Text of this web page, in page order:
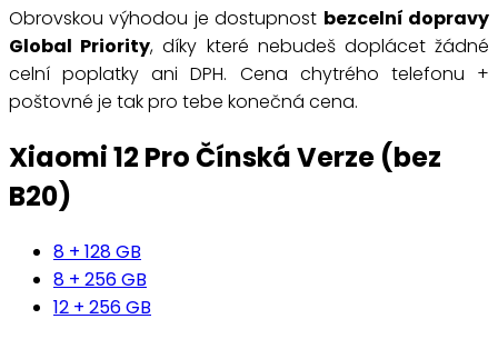
Obrovskou výhodou je dostupnost bezcelní dopravy
Global Priority, díky které nebudeš doplácet žádné
celní poplatky ani DPH. Cena chytrého telefonu +
poštovné je tak pro tebe konečná cena.
Xiaomi 12 Pro Čínská Verze (bez
B20)
8 + 128 GB
8 + 256 GB
12 + 256 GB